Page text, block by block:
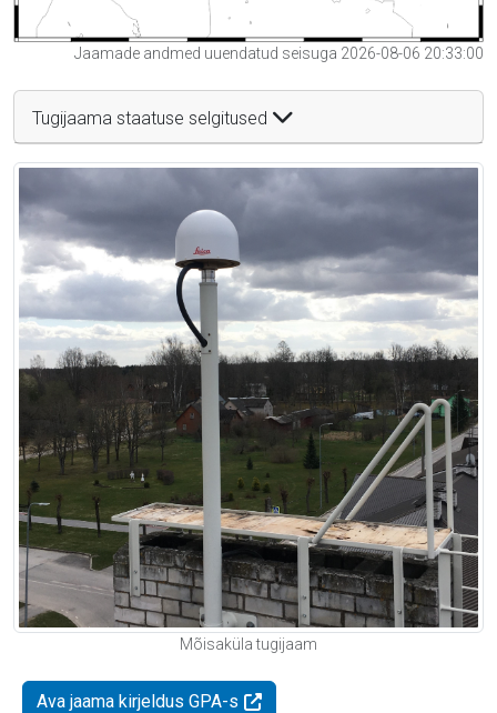
Jaamade andmed uuendatud seisuga 2026-08-06 20:33:00
Tugijaama staatuse selgitused
Mõisaküla tugijaam
Ava jaama kirjeldus GPA-s